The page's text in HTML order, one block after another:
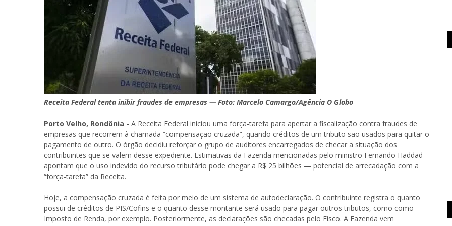
Receita Federal tenta inibir fraudes de empresas — Foto: Marcelo Camargo/Agência O Globo
Porto Velho, Rondônia - A Receita Federal iniciou uma força-tarefa para apertar a fiscalização contra fraudes de
empresas que recorrem à chamada “compensação cruzada”, quando créditos de um tributo são usados para quitar o
pagamento de outro. O órgão decidiu reforçar o grupo de auditores encarregados de checar a situação dos
contribuintes que se valem desse expediente. Estimativas da Fazenda mencionadas pelo ministro Fernando Haddad
apontam que o uso indevido do recurso tributário pode chegar a R$ 25 bilhões — potencial de arrecadação com a
“força-tarefa” da Receita.
Hoje, a compensação cruzada é feita por meio de um sistema de autodeclaração. O contribuinte registra o quanto
possui de créditos de PIS/Cofins e o quanto desse montante será usado para pagar outros tributos, como como
Imposto de Renda, por exemplo. Posteriormente, as declarações são checadas pelo Fisco. A Fazenda vem